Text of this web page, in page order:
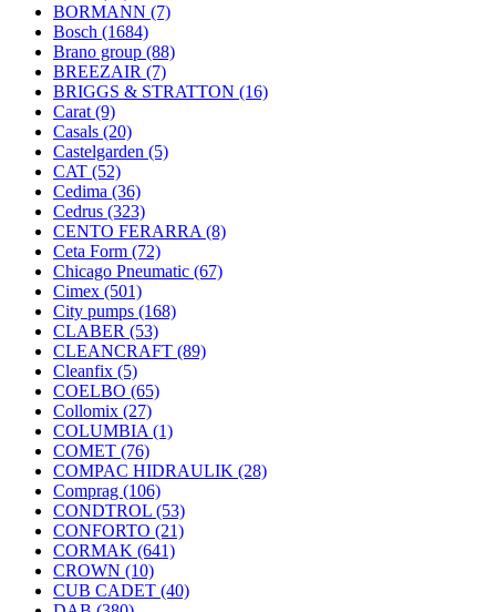
BORMANN (7)
Bosch (1684)
Brano group (88)
BREEZAIR (7)
BRIGGS & STRATTON (16)
Carat (9)
Casals (20)
Castelgarden (5)
CAT (52)
Cedima (36)
Cedrus (323)
CENTO FERARRA (8)
Ceta Form (72)
Chicago Pneumatic (67)
Cimex (501)
City pumps (168)
CLABER (53)
CLEANCRAFT (89)
Cleanfix (5)
COELBO (65)
Collomix (27)
COLUMBIA (1)
COMET (76)
COMPAC HIDRAULIK (28)
Comprag (106)
CONDTROL (53)
CONFORTO (21)
CORMAK (641)
CROWN (10)
CUB CADET (40)